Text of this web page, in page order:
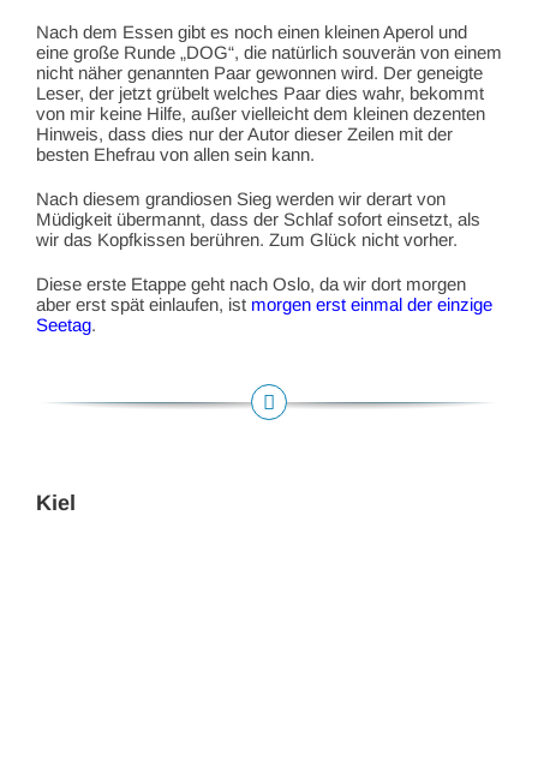
Nach dem Essen gibt es noch einen kleinen Aperol und
eine große Runde „DOG“, die natürlich souverän von einem
nicht näher genannten Paar gewonnen wird. Der geneigte
Leser, der jetzt grübelt welches Paar dies wahr, bekommt
von mir keine Hilfe, außer vielleicht dem kleinen dezenten
Hinweis, dass dies nur der Autor dieser Zeilen mit der
besten Ehefrau von allen sein kann.
Nach diesem grandiosen Sieg werden wir derart von
Müdigkeit übermannt, dass der Schlaf sofort einsetzt, als
wir das Kopfkissen berühren. Zum Glück nicht vorher.
Diese erste Etappe geht nach Oslo, da wir dort morgen
aber erst spät einlaufen, ist morgen erst einmal der einzige
Seetag.
Kiel